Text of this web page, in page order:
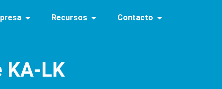
Recursos Contacto
KA-LK